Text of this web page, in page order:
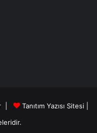
|
Tanıtım Yazısı Sitesi |